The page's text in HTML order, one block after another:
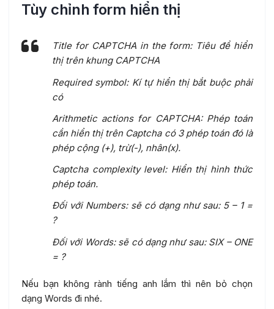
Tùy chỉnh form hiển thị
Title for CAPTCHA in the form: Tiêu đề hiển
thị trên khung CAPTCHA
Required symbol: Kí tự hiển thị bắt buộc phải
có
Arithmetic actions for CAPTCHA: Phép toán
cần hiển thị trên Captcha có 3 phép toán đó là
phép cộng (+), trừ(-), nhân(x).
Captcha complexity level: Hiển thị hình thức
phép toán.
Đối với Numbers: sẽ có dạng như sau: 5 – 1 =
?
Đối với Words: sẽ có dạng như sau: SIX – ONE
= ?
Nếu bạn không rành tiếng anh lắm thì nên bỏ chọn
dạng Words đi nhé.